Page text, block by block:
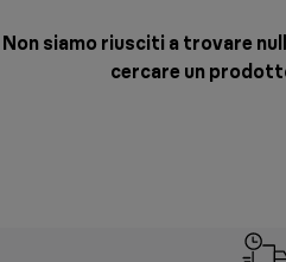
Non siamo riusciti a trovare
cercare un